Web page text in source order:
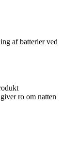
af batterier ved
ro om natten